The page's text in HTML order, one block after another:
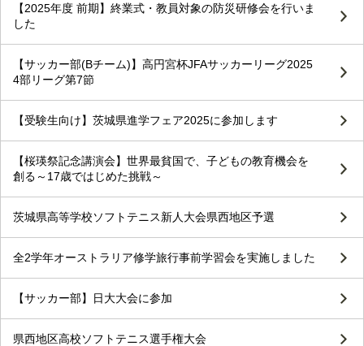
【2025年度 前期】終業式・教員対象の防災研修会を行いま
した
【サッカー部(Bチーム)】高円宮杯JFAサッカーリーグ2025
4部リーグ第7節
【受験生向け】茨城県進学フェア2025に参加します
【桜瑛祭記念講演会】世界最貧国で、子どもの教育機会を
創る～17歳ではじめた挑戦～
茨城県高等学校ソフトテニス新人大会県西地区予選
全2学年オーストラリア修学旅行事前学習会を実施しました
【サッカー部】日大大会に参加
県西地区高校ソフトテニス選手権大会